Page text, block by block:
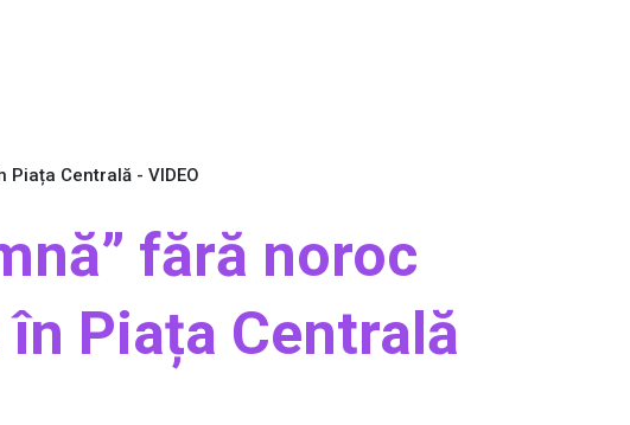
Centrală - VIDEO
fără noroc
Piața Centrală